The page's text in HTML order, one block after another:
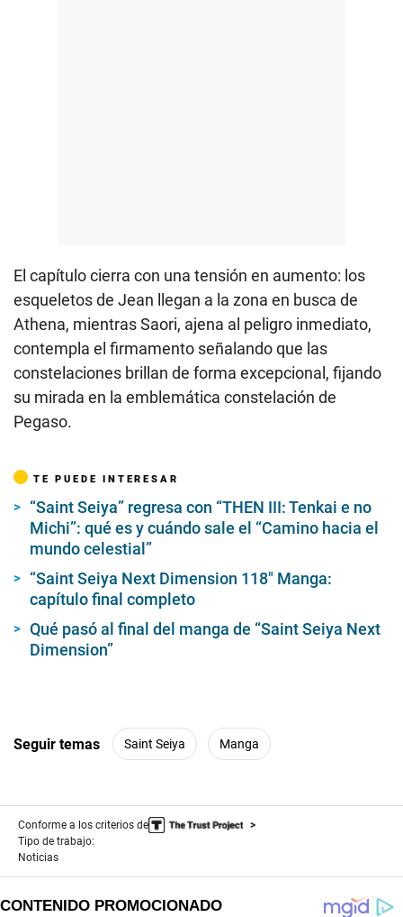
El capítulo cierra con una tensión en aumento: los
esqueletos de Jean llegan a la zona en busca de
Athena, mientras Saori, ajena al peligro inmediato,
contempla el firmamento señalando que las
constelaciones brillan de forma excepcional, fijando
su mirada en la emblemática constelación de
Pegaso.
TE PUEDE INTERESAR
“Saint Seiya” regresa con “THEN III: Tenkai e no
Michi”: qué es y cuándo sale el “Camino hacia el
mundo celestial”
“Saint Seiya Next Dimension 118″ Manga:
capítulo final completo
Qué pasó al final del manga de “Saint Seiya Next
Dimension”
Seguir temas Saint Seiya Manga
Conforme a los criterios de
Tipo de trabajo:
Noticias